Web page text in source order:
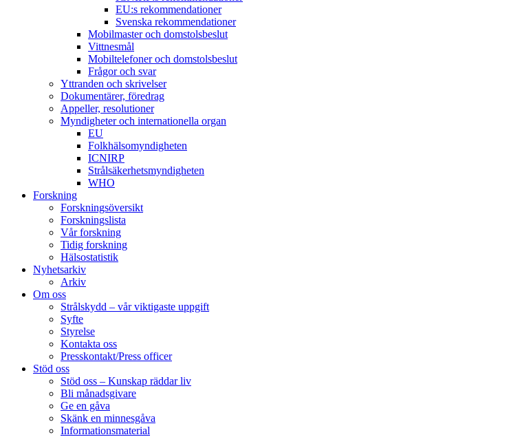
EU:s rekommendationer
Svenska rekommendationer
Mobilmaster och domstolsbeslut
Vittnesmål
Mobiltelefoner och domstolsbeslut
Frågor och svar
Yttranden och skrivelser
Dokumentärer, föredrag
Appeller, resolutioner
Myndigheter och internationella organ
EU
Folkhälsomyndigheten
ICNIRP
Strålsäkerhetsmyndigheten
WHO
Forskning
Forskningsöversikt
Forskningslista
Vår forskning
Tidig forskning
Hälsostatistik
Nyhetsarkiv
Arkiv
Om oss
Strålskydd – vår viktigaste uppgift
Syfte
Styrelse
Kontakta oss
Presskontakt/Press officer
Stöd oss
Stöd oss – Kunskap räddar liv
Bli månadsgivare
Ge en gåva
Skänk en minnesgåva
Informationsmaterial